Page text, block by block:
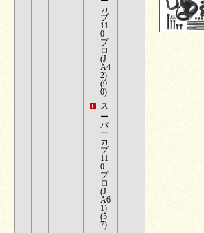
カ
ブ
11
0
プ
ロ
(J
A4
2)
(9
0)
ス
ー
パ
ー
カ
ブ
11
0
プ
ロ
(J
A6
1)
(5
7)